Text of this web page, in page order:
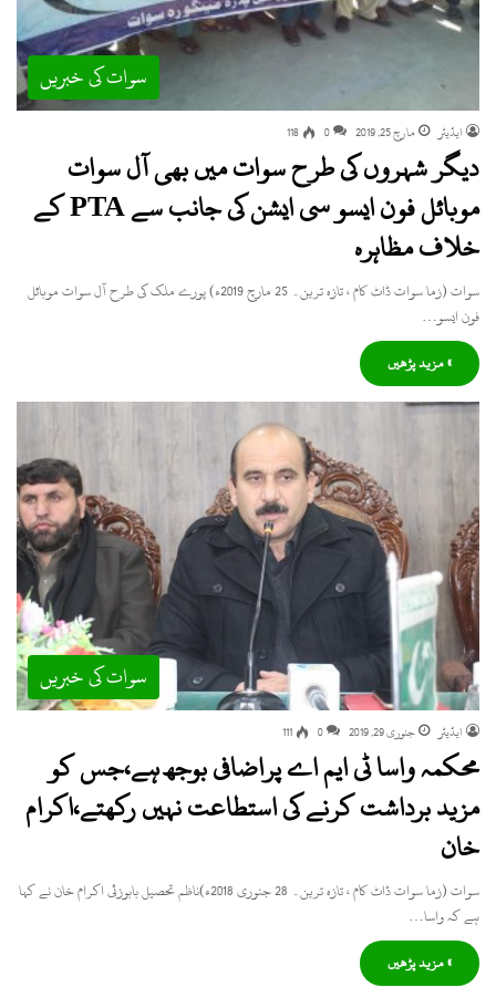
سوات کی خبریں
ایڈیٹر مارچ 25, 2019 0
118
دیگر شہروں کی طرح سوات میں بھی آل سوات
موبائل فون ایسو سی ایشن کی جانب سے PTA کے
خلاف مظاہرہ
سوات (زما سوات ڈاٹ کام ، تازہ ترین۔ 25 مارچ 2019ء) پورے ملک کی طرح آل سوات موبائل
فون ایسو…
» مزید پڑھیں
سوات کی خبریں
ایڈیٹر جنوری 29, 2019 0
111
محکمہ واسا ٹی ایم اے پراضافی بوجھ ہے،جس کو
مزید برداشت کرنے کی استطاعت نہیں رکھتے،اکرام
خان
سوات (زما سوات ڈاٹ کام ، تازہ ترین۔ 28 جنوری 2018ء)ناظم تحصیل بابوزئی اکرام خان نے کہا
ہے کہ واسا…
» مزید پڑھیں